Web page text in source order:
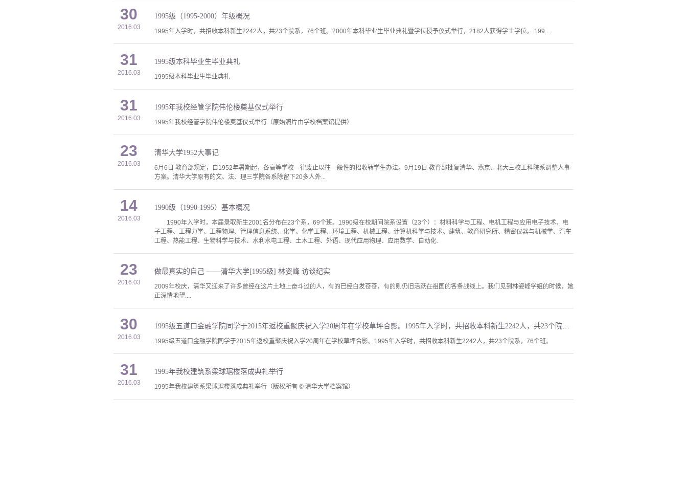
30
2016.03
1995级（1995-2000）年级概况
1995年入学时，共招收本科新生2242人，共23个院系，76个班。2000年本科毕业生毕业典礼暨学位授予仪式举行，2182人获得学士学位。 199....
31
2016.03
1995级本科毕业生毕业典礼
1995级本科毕业生毕业典礼
31
2016.03
1995年我校经管学院伟伦楼奠基仪式举行
1995年我校经管学院伟伦楼奠基仪式举行（原始照片由学校档案馆提供）
23
2016.03
清华大学1952大事记
6月6日 教育部规定，自1952年暑期起，各高等学校一律废止以往一般性的招收转学生办法。9月19日 教育部批复清华、燕京、北大三校工科院系调整人事
方案。清华大学原有的文、法、理三学院各系除留下20多人外...
14
2016.03
1990级（1990-1995）基本概况
1990年入学时，本届录取新生2001名分布在23个系，69个班。1990级在校期间院系设置（23个）：材料科学与工程、电机工程与应用电子技术、电
子工程、工程力学、工程物理、管理信息系统、化学、化学工程、环境工程、机械工程、计算机科学与技术、建筑、教育研究所、精密仪器与机械学、汽车
工程、热能工程、生物科学与技术、水利水电工程、土木工程、外语、现代应用物理、应用数学、自动化.
23
2016.03
做最真实的自己 ——清华大学[1995级] 林姿峰 访谈纪实
2009年校庆，清华又迎来了许多曾经在这片土地上奋斗过的人，有的已经白发苍苍，有的则仍旧活跃在祖国的各条战线上。我们见到林姿峰学姐的时候，她
正深情地望....
30
2016.03
1995级五道口金融学院同学于2015年返校重聚庆祝入学20周年在学校草坪合影。1995年入学时，共招收本科新生2242人，共23个院系，76个班。
31
2016.03
1995年我校建筑系梁球琚楼落成典礼举行
1995年我校建筑系梁球琚楼落成典礼举行（版权所有 © 清华大学档案馆）